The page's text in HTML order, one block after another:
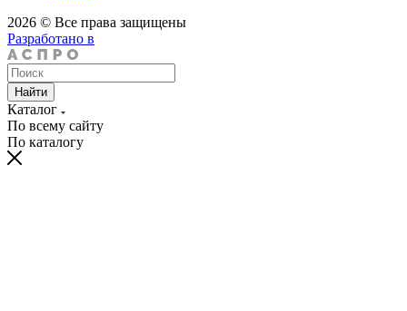
2026 © Все права защищены
Разработано в
Найти
Каталог
По всему сайту
По каталогу